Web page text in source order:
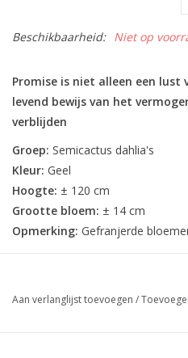
Beschikbaarheid: Niet op
Promise is niet alleen een lust
levend bewijs van het
verblijden
Groep: Semicactus dahlia's
Kleur: Geel
Hoogte: ± 120 cm
Grootte bloem: ± 14 cm
Opmerking: Gefranjerde
Aan verlanglijst toevoegen /